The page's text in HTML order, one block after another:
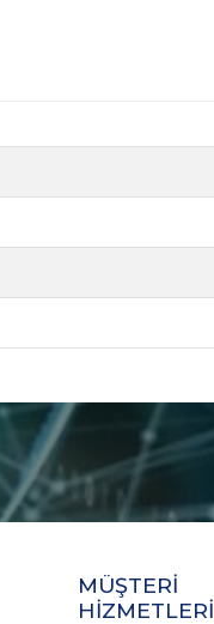
MÜŞTERİ
HİZMETLERİ